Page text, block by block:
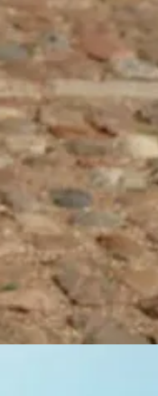
con tantos puntos de
almacenar muchísima
me pone un
Con la IA, no pasa.
se proponen hasta la
de
Neural Fashion,
artificial nos permite
así tienes que